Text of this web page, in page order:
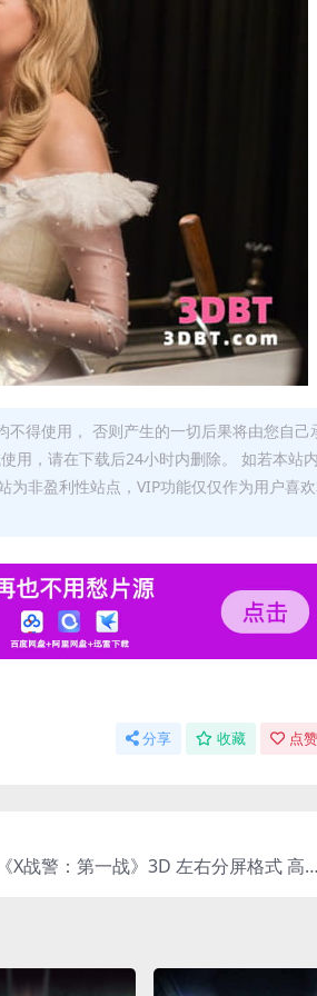
得使用， 否则产生的一切后果将由您自己
用，请在下载后24小时内删除。 如若本站
非盈利性站点，VIP功能仅仅作为用户喜
分享 收藏 点
X战警：第一战》3D 左右分屏格式 高